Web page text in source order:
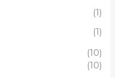
(1)
(1)
(10)
(10)